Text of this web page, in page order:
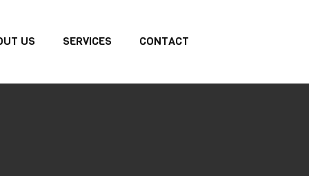
US SERVICES CONTACT